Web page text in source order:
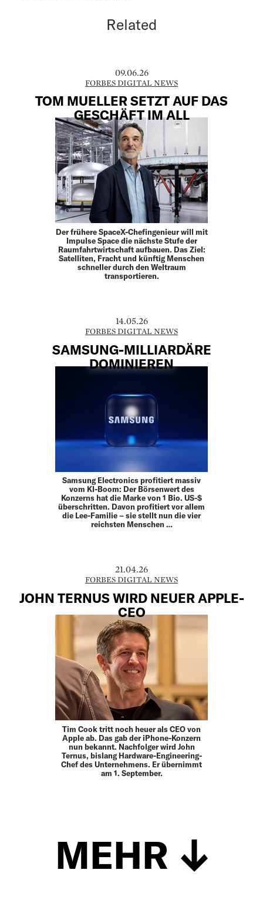
Related
09.06.26
FORBES DIGITAL NEWS
TOM MUELLER SETZT AUF DAS
GESCHÄFT IM ALL
Der frühere SpaceX-Chefingenieur will mit
Impulse Space die nächste Stufe der
Raumfahrtwirtschaft aufbauen. Das Ziel:
Satelliten, Fracht und künftig Menschen
schneller durch den Weltraum
transportieren.
14.05.26
FORBES DIGITAL NEWS
SAMSUNG-MILLIARDÄRE
DOMINIEREN
Samsung Electronics profitiert massiv
vom KI-Boom: Der Börsenwert des
Konzerns hat die Marke von 1 Bio. US-$
überschritten. Davon profitiert vor allem
die Lee-Familie – sie stellt nun die vier
reichsten Menschen …
21.04.26
FORBES DIGITAL NEWS
JOHN TERNUS WIRD NEUER APPLE-
CEO
Tim Cook tritt noch heuer als CEO von
Apple ab. Das gab der iPhone-Konzern
nun bekannt. Nachfolger wird John
Ternus, bislang Hardware-Engineering-
Chef des Unternehmens. Er übernimmt
am 1. September.
MEHR